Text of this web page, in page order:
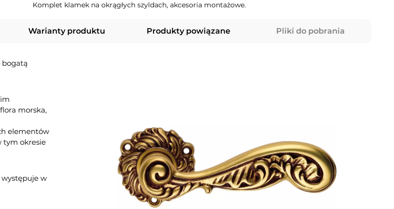
Komplet klamek na okrągłych szyldach, akcesoria montażowe.
Warianty produktu Produkty powiązane Pliki do pobrania
bogatą
morska,
elementów
tym okresie
w